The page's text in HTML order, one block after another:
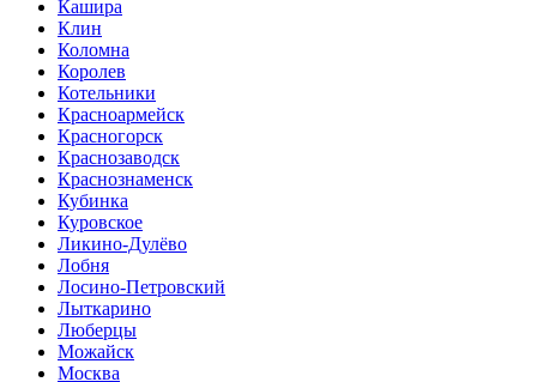
Кашира
Клин
Коломна
Королев
Котельники
Красноармейск
Красногорск
Краснозаводск
Краснознаменск
Кубинка
Куровское
Ликино-Дулёво
Лобня
Лосино-Петровский
Лыткарино
Люберцы
Можайск
Москва